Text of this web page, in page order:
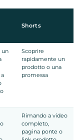
Shorts
un
Scoprire
rapidamente un
prodotto o una
promessa
Rimando a video
completo,
pagina ponte o